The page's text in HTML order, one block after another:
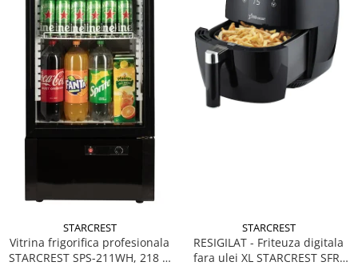
STARCREST
Vitrina frigorifica profesionala
STARCREST SPS-211WH, 218 L,
STARCREST
RESIGILAT - Friteuza digitala
fara ulei XL STARCREST SFR-